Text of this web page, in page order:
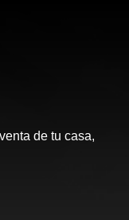
de tu casa,